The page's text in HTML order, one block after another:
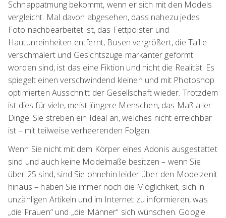
Schnappatmung bekommt, wenn er sich mit den Models
vergleicht. Mal davon abgesehen, dass nahezu jedes
Foto nachbearbeitet ist, das Fettpolster und
Hautunreinheiten entfernt, Busen vergrößert, die Taille
verschmälert und Gesichtszüge markanter geformt
worden sind, ist das eine Fiktion und nicht die Realität. Es
spiegelt einen verschwindend kleinen und mit Photoshop
optimierten Ausschnitt der Gesellschaft wieder. Trotzdem
ist dies für viele, meist jüngere Menschen, das Maß aller
Dinge. Sie streben ein Ideal an, welches nicht erreichbar
ist – mit teilweise verheerenden Folgen.
Wenn Sie nicht mit dem Körper eines Adonis ausgestattet
sind und auch keine Modelmaße besitzen – wenn Sie
über 25 sind, sind Sie ohnehin leider über den Modelzenit
hinaus – haben Sie immer noch die Möglichkeit, sich in
unzähligen Artikeln und im Internet zu informieren, was
„die Frauen“ und „die Männer“ sich wünschen. Google